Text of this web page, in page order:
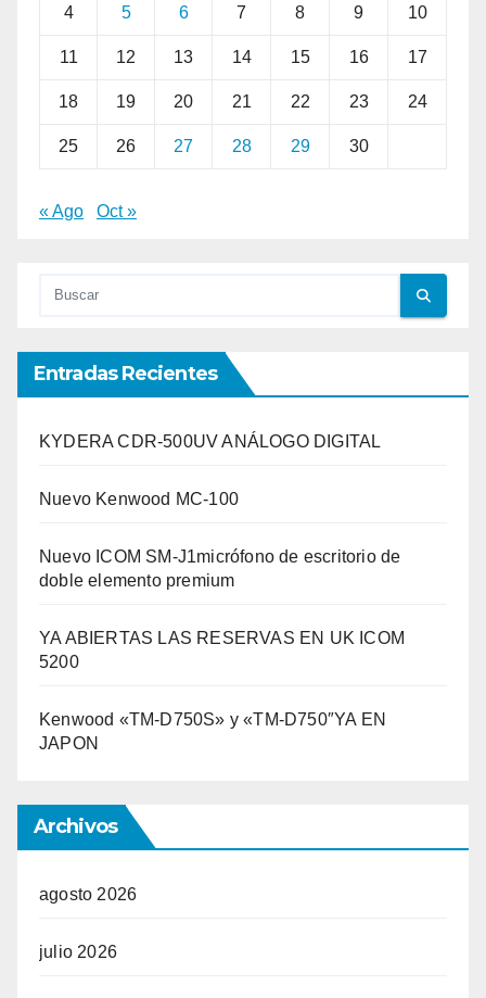
4 5 6 7 8 9 10
11 12 13 14 15 16 17
18 19 20 21 22 23 24
25 26 27 28 29 30
« Ago Oct »
Entradas Recientes
KYDERA CDR-500UV ANÁLOGO DIGITAL
Nuevo Kenwood MC-100
Nuevo ICOM SM-J1micrófono de escritorio de
doble elemento premium
YA ABIERTAS LAS RESERVAS EN UK ICOM
5200
Kenwood «TM-D750S» y «TM-D750″YA EN
JAPON
Archivos
agosto 2026
julio 2026